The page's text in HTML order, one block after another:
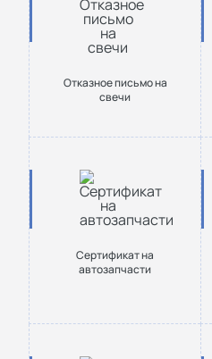
Отказное письмо на
свечи
Сертификат на
автозапчасти